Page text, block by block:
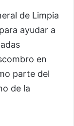
de Limpia
ayudar a
en
parte del
de la